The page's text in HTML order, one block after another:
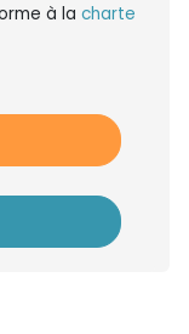
à la charte